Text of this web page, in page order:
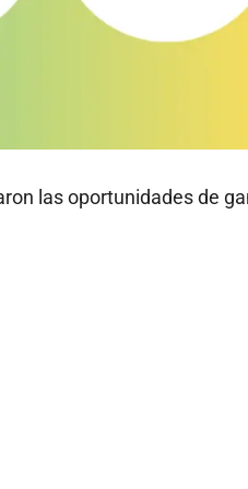
las oportunidades de